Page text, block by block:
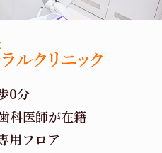
0分
科医師が在籍
用フロア